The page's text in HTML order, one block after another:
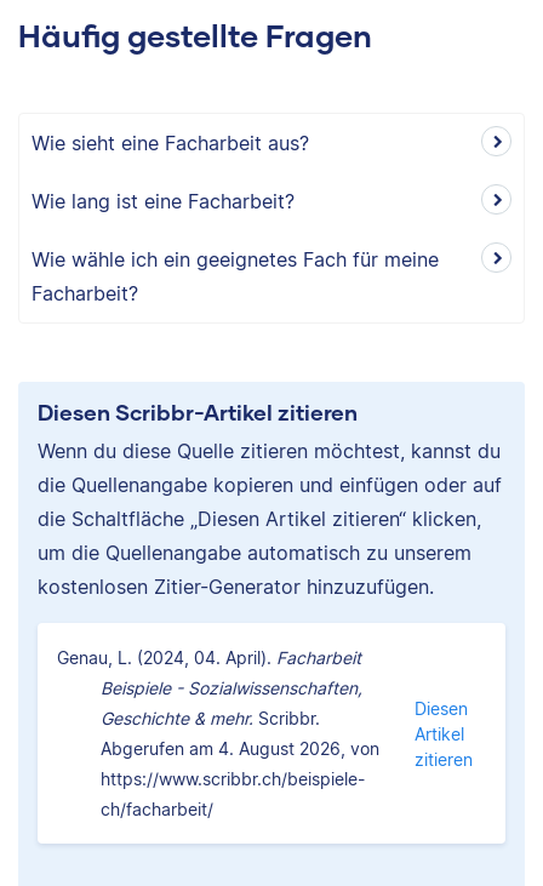
Häufig gestellte Fragen
Wie sieht eine Facharbeit aus?
Wie lang ist eine Facharbeit?
Wie wähle ich ein geeignetes Fach für meine
Facharbeit?
Diesen Scribbr-Artikel zitieren
Wenn du diese Quelle zitieren möchtest, kannst du
die Quellenangabe kopieren und einfügen oder auf
die Schaltfläche „Diesen Artikel zitieren“ klicken,
um die Quellenangabe automatisch zu unserem
kostenlosen Zitier-Generator hinzuzufügen.
Genau, L. (2024, 04. April). Facharbeit
Beispiele - Sozialwissenschaften,
Geschichte & mehr. Scribbr.
Abgerufen am 4. August 2026, von
https://www.scribbr.ch/beispiele-
ch/facharbeit/
Diesen
Artikel
zitieren